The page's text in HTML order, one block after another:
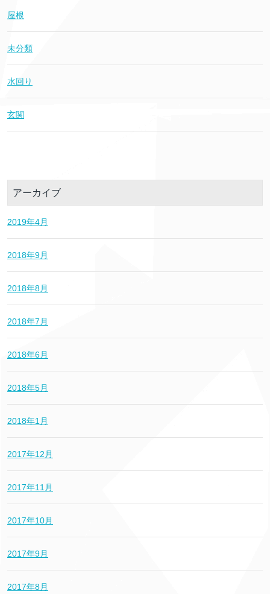
屋根
未分類
水回り
玄関
アーカイブ
2019年4月
2018年9月
2018年8月
2018年7月
2018年6月
2018年5月
2018年1月
2017年12月
2017年11月
2017年10月
2017年9月
2017年8月